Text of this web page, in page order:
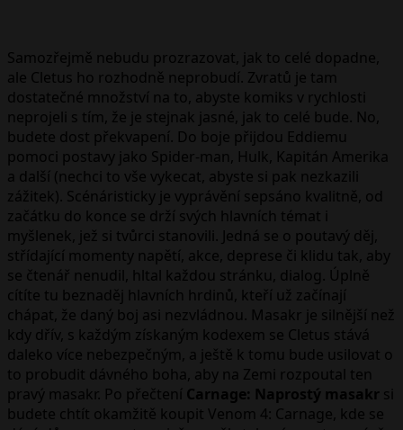
Samozřejmě nebudu prozrazovat, jak to celé dopadne,
ale Cletus ho rozhodně neprobudí. Zvratů je tam
dostatečné množství na to, abyste komiks v rychlosti
neprojeli s tím, že je stejnak jasné, jak to celé bude. No,
budete dost překvapení. Do boje přijdou Eddiemu
pomoci postavy jako Spider-man, Hulk, Kapitán Amerika
a další (nechci to vše vykecat, abyste si pak nezkazili
zážitek). Scénáristicky je vyprávění sepsáno kvalitně, od
začátku do konce se drží svých hlavních témat i
myšlenek, jež si tvůrci stanovili. Jedná se o poutavý děj,
střídající momenty napětí, akce, deprese či klidu tak, aby
se čtenář nenudil, hltal každou stránku, dialog. Úplně
cítíte tu beznaděj hlavních hrdinů, kteří už začínají
chápat, že daný boj asi nezvládnou. Masakr je silnější než
kdy dřív, s každým získaným kodexem se Cletus stává
daleko více nebezpečným, a ještě k tomu bude usilovat o
to probudit dávného boha, aby na Zemi rozpoutal ten
pravý masakr. Po přečtení Carnage: Naprostý masakr si
budete chtít okamžitě koupit Venom 4: Carnage, kde se